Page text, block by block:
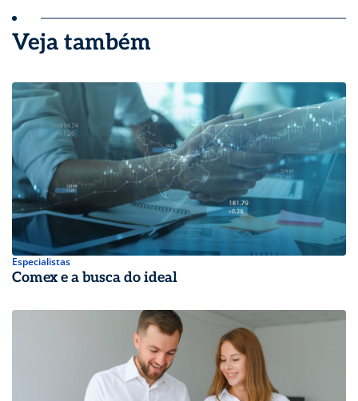
Veja também
Especialistas
Comex e a busca do ideal